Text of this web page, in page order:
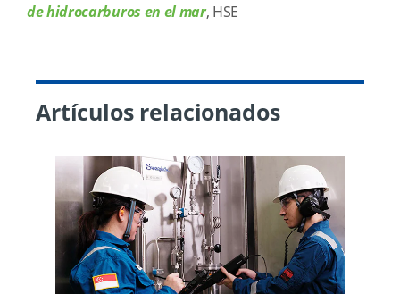
de hidrocarburos en el mar, HSE
Artículos relacionados